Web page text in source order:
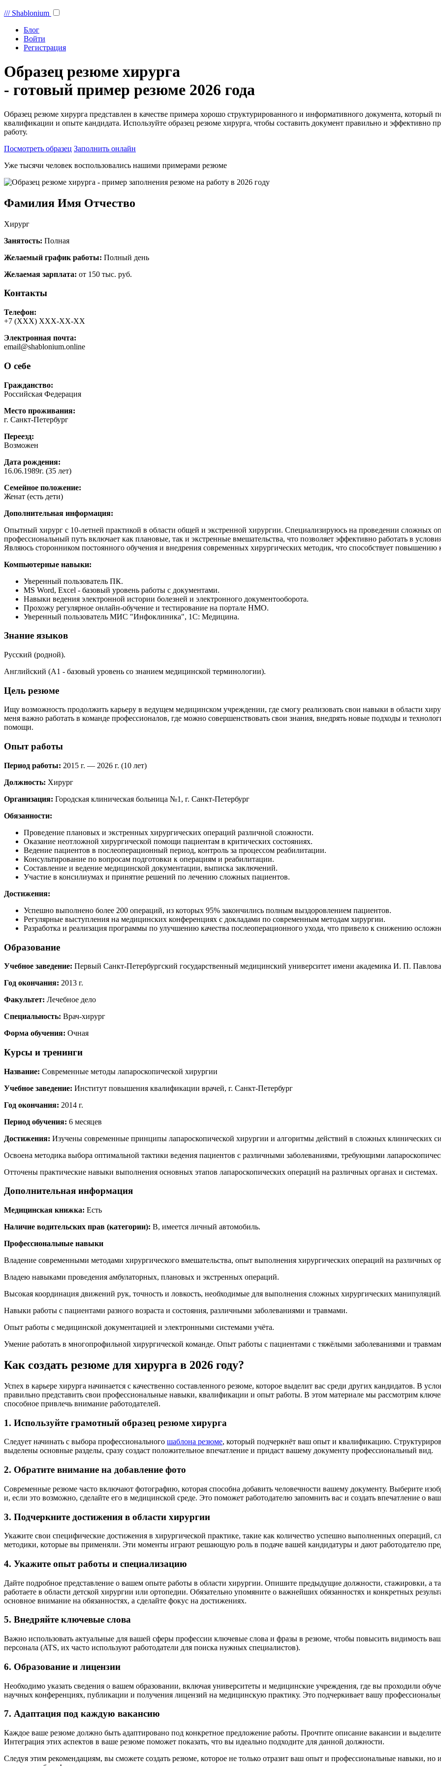
/// Shablonium
Блог
Войти
Регистрация
Образец резюме хирурга
- готовый пример резюме 2026 года
Образец резюме хирурга представлен в качестве примера хорошо структурированного и информативного документа, который
квалификации и опыте кандидата. Используйте образец резюме хирурга, чтобы составить документ правильно и эффективно
работу.
Посмотреть образец Заполнить онлайн
Уже тысячи человек воспользовались нашими примерами резюме
Фамилия Имя Отчество
Хирург
Занятость: Полная
Желаемый график работы: Полный день
Желаемая зарплата: от 150 тыс. руб.
Контакты
Телефон:
+7 (ХХХ) ХХХ-ХХ-ХХ
Электронная почта:
email@shablonium.online
О себе
Гражданство:
Российская Федерация
Место проживания:
г. Санкт-Петербург
Переезд:
Возможен
Дата рождения:
16.06.1989г. (35 лет)
Семейное положение:
Женат (есть дети)
Дополнительная информация:
Опытный хирург с 10-летней практикой в области общей и экстренной хирургии. Специализируюсь на проведении сложных
профессиональный путь включает как плановые, так и экстренные вмешательства, что позволяет эффективно работать в
Являюсь сторонником постоянного обучения и внедрения современных хирургических методик, что способствует повышению
Компьютерные навыки:
Уверенный пользователь ПК.
MS Word, Excel - базовый уровень работы с документами.
Навыки ведения электронной истории болезней и электронного документооборота.
Прохожу регулярное онлайн-обучение и тестирование на портале НМО.
Уверенный пользователь МИС "Инфоклиника", 1С: Медицина.
Знание языков
Русский (родной).
Английский (А1 - базовый уровень со знанием медицинской терминологии).
Цель резюме
Ищу возможность продолжить карьеру в ведущем медицинском учреждении, где смогу реализовать свои навыки в области
меня важно работать в команде профессионалов, где можно совершенствовать свои знания, внедрять новые подходы и
помощи.
Опыт работы
Период работы: 2015 г. — 2026 г. (10 лет)
Должность: Хирург
Организация: Городская клиническая больница №1, г. Санкт-Петербург
Обязанности:
Проведение плановых и экстренных хирургических операций различной сложности.
Оказание неотложной хирургической помощи пациентам в критических состояниях.
Ведение пациентов в послеоперационный период, контроль за процессом реабилитации.
Консультирование по вопросам подготовки к операциям и реабилитации.
Составление и ведение медицинской документации, выписка заключений.
Участие в консилиумах и принятие решений по лечению сложных пациентов.
Достижения:
Успешно выполнено более 200 операций, из которых 95% закончились полным выздоровлением пациентов.
Регулярные выступления на медицинских конференциях с докладами по современным методам хирургии.
Разработка и реализация программы по улучшению качества послеоперационного ухода, что привело к снижению
Образование
Учебное заведение: Первый Санкт-Петербургский государственный медицинский университет имени академика И. П. Павлова
Год окончания: 2013 г.
Факультет: Лечебное дело
Специальность: Врач-хирург
Форма обучения: Очная
Курсы и тренинги
Название: Современные методы лапароскопической хирургии
Учебное заведение: Институт повышения квалификации врачей, г. Санкт-Петербург
Год окончания: 2014 г.
Период обучения: 6 месяцев
Достижения: Изучены современные принципы лапароскопической хирургии и алгоритмы действий в сложных клинических
Освоена методика выбора оптимальной тактики ведения пациентов с различными заболеваниями, требующими
Отточены практические навыки выполнения основных этапов лапароскопических операций на различных органах и системах.
Дополнительная информация
Медицинская книжка: Есть
Наличие водительских прав (категории): В, имеется личный автомобиль.
Профессиональные навыки
Владение современными методами хирургического вмешательства, опыт выполнения хирургических операций на различных
Владею навыками проведения амбулаторных, плановых и экстренных операций.
Высокая координация движений рук, точность и ловкость, необходимые для выполнения сложных хирургических манипуляций.
Навыки работы с пациентами разного возраста и состояния, различными заболеваниями и травмами.
Опыт работы с медицинской документацией и электронными системами учёта.
Умение работать в многопрофильной хирургической команде. Опыт работы с пациентами с тяжёлыми заболеваниями и
Как создать резюме для хирурга в 2026 году?
Успех в карьере хирурга начинается с качественно составленного резюме, которое выделит вас среди других кандидатов. В
правильно представить свои профессиональные навыки, квалификации и опыт работы. В этом материале мы рассмотрим
способное привлечь внимание работодателей.
1. Используйте грамотный образец резюме хирурга
Следует начинать с выбора профессионального шаблона резюме, который подчеркнёт ваш опыт и квалификацию.
выделены основные разделы, сразу создаст положительное впечатление и придаст вашему документу профессиональный вид.
2. Обратите внимание на добавление фото
Современные резюме часто включают фотографию, которая способна добавить человечности вашему документу. Выберите
и, если это возможно, сделайте его в медицинской среде. Это поможет работодателю запомнить вас и создать впечатление о
3. Подчеркните достижения в области хирургии
Укажите свои специфические достижения в хирургической практике, такие как количество успешно выполненных
методики, которые вы применяли. Эти моменты играют решающую роль в подаче вашей кандидатуры и дают работодателю
4. Укажите опыт работы и специализацию
Дайте подробное представление о вашем опыте работы в области хирургии. Опишите предыдущие должности, стажировки, а
работаете в области детской хирургии или ортопедии. Обязательно упомяните о важнейших обязанностях и конкретных
основное внимание на обязанностях, а сделайте фокус на достижениях.
5. Внедряйте ключевые слова
Важно использовать актуальные для вашей сферы профессии ключевые слова и фразы в резюме, чтобы повысить видимость
персонала (ATS, их часто используют работодатели для поиска нужных специалистов).
6. Образование и лицензии
Необходимо указать сведения о вашем образовании, включая университеты и медицинские учреждения, где вы проходили
научных конференциях, публикации и получения лицензий на медицинскую практику. Это подчеркивает вашу
7. Адаптация под каждую вакансию
Каждое ваше резюме должно быть адаптировано под конкретное предложение работы. Прочтите описание вакансии и
Интеграция этих аспектов в ваше резюме поможет показать, что вы идеально подходите для данной должности.
Следуя этим рекомендациям, вы сможете создать резюме, которое не только отразит ваш опыт и профессиональные навыки, но